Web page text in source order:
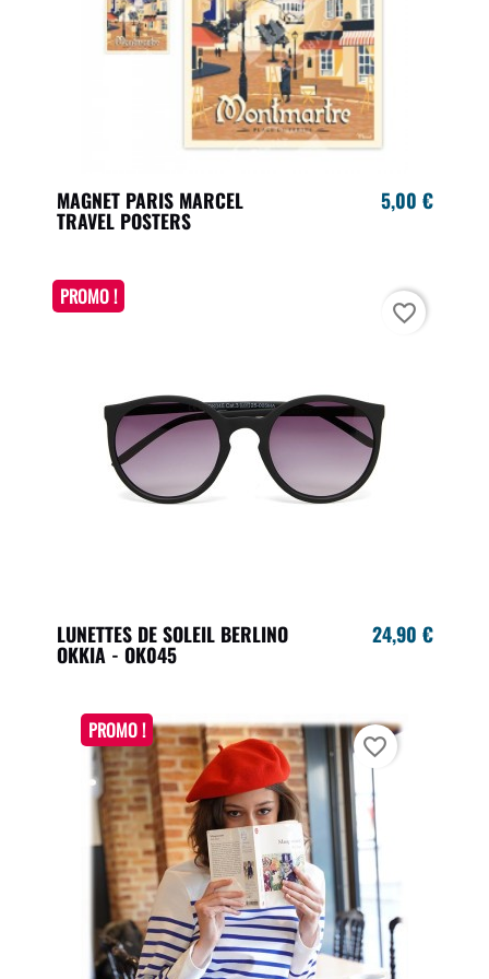
MAGNET PARIS MARCEL
TRAVEL POSTERS
5,00 €
LUNETTES DE SOLEIL BERLINO
OKKIA - OK045
24,90 €
PROMO !
favorite_border
PROMO !
favorite_border